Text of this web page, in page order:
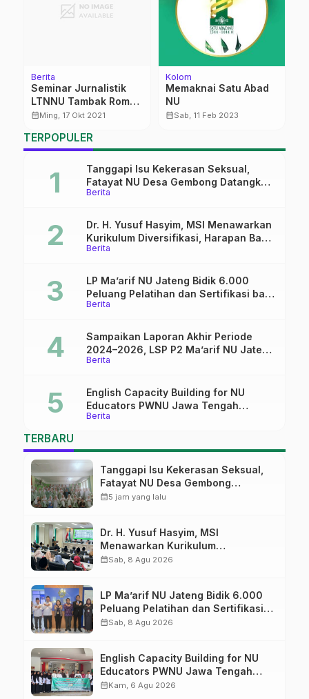
Berita
Seminar Jurnalistik
LTNNU Tambak Romo
Usung Tema Santri
calendar_monthMing, 17 Okt 2021
Kolom
Memaknai Satu Abad
NU
calendar_monthSab, 11 Feb 2023
TERPOPULER
Berita
Tanggapi Isu Kekerasan Seksual,
Fatayat NU Desa Gembong Datangkan
Aktifis HAM
Berita
Dr. H. Yusuf Hasyim, MSI Menawarkan
Kurikulum Diversifikasi, Harapan Baru
dalam dunia pendidikan
Berita
LP Ma’arif NU Jateng Bidik 6.000
Peluang Pelatihan dan Sertifikasi bagi
Lulusan SMK
Berita
Sampaikan Laporan Akhir Periode
2024–2026, LSP P2 Ma’arif NU Jateng
Mantapkan Sinergi Link and Match
Berita
English Capacity Building for NU
Educators PWNU Jawa Tengah
Batch#4; Membuka Jalan Menuju
TERBARU
Tanggapi Isu Kekerasan Seksual,
Fatayat NU Desa Gembong
Datangkan Aktifis HAM
calendar_month5 jam yang lalu
Dr. H. Yusuf Hasyim, MSI
Menawarkan Kurikulum
Diversifikasi, Harapan Baru dalam
calendar_monthSab, 8 Agu 2026
LP Ma’arif NU Jateng Bidik 6.000
Peluang Pelatihan dan Sertifikasi
bagi Lulusan SMK
calendar_monthSab, 8 Agu 2026
English Capacity Building for NU
Educators PWNU Jawa Tengah
Batch#4; Membuka Jalan Menuju
calendar_monthKam, 6 Agu 2026